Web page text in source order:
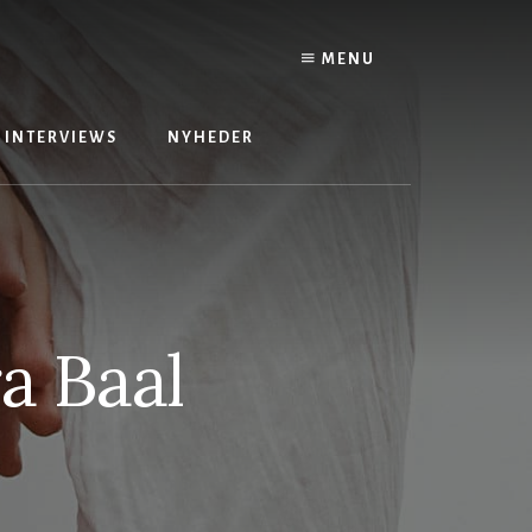
MENU
INTERVIEWS NYHEDER
Baal